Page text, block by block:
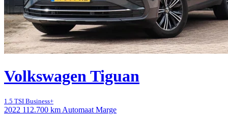
Volkswagen Tiguan
1.5 TSI Business+
2022 112.700 km Automaat Marge